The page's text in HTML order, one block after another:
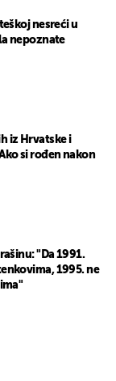
nesreći u
nepoznate
iz Hrvatske i
si rođen nakon
"Da 1991.
1995. ne